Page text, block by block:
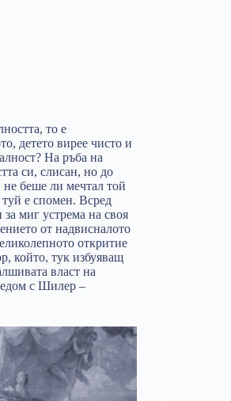
то е
детето вирее чисто и
На ръба на
си, слисан, но до
не беше ли мечтал той
е спомен. Всред
за миг устрема на своя
от надвисналото
откритие
който, тук избуяващ
власт на
с Шилер –